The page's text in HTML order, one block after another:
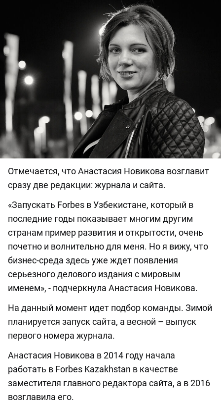
Отмечается, что Анастасия Новикова возглавит
сразу две редакции: журнала и сайта.
«Запускать Forbes в Узбекистане, который в
последние годы показывает многим другим
странам пример развития и открытости, очень
почетно и волнительно для меня. Но я вижу, что
бизнес-среда здесь уже ждет появления
серьезного делового издания с мировым
именем», - подчеркнула Анастасия Новикова.
На данный момент идет подбор команды. Зимой
планируется запуск сайта, а весной – выпуск
первого номера журнала.
Анастасия Новикова в 2014 году начала
работать в Forbes Kazakhstan в качестве
заместителя главного редактора сайта, а в 2016
возглавила его.